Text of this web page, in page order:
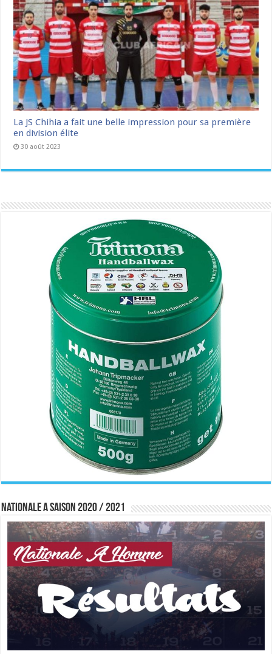
La JS Chihia a fait une belle impression pour sa première
en division élite
30 août 2023
Nationale A saison 2020 / 2021